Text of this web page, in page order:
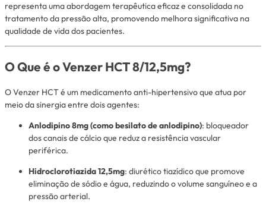
representa uma abordagem terapêutica eficaz e consolidada no
tratamento da pressão alta, promovendo melhora significativa na
qualidade de vida dos pacientes.
O Que é o Venzer HCT 8/12,5mg?
O Venzer HCT é um medicamento anti-hipertensivo que atua por
meio da sinergia entre dois agentes:
Anlodipino 8mg (como besilato de anlodipino): bloqueador
dos canais de cálcio que reduz a resistência vascular
periférica.
Hidroclorotiazida 12,5mg: diurético tiazídico que promove
eliminação de sódio e água, reduzindo o volume sanguíneo e a
pressão arterial.